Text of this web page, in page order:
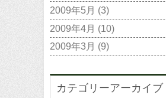
2009年5月 (3)
2009年4月 (10)
2009年3月 (9)
カテゴリーアーカイブ